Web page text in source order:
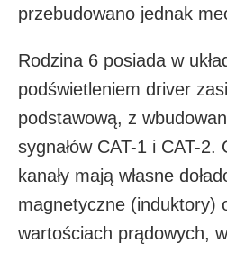
przebudowano jednak
Rodzina 6 posiada w
podświetleniem driver
podstawową, z
sygnałów CAT-1 i CAT-2.
kanały mają własne
magnetyczne (induktory)
wartościach prądowych,